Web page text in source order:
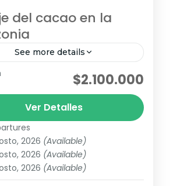
del cacao en la
See more details
Putumayo, se encuentra
las mejores experiencias
amazónicas en torno al
el aroma del cacao: el
Sociocultural del...
$2.100.000
Ver Detalles
2026 (Available)
2026 (Available)
2026 (Available)